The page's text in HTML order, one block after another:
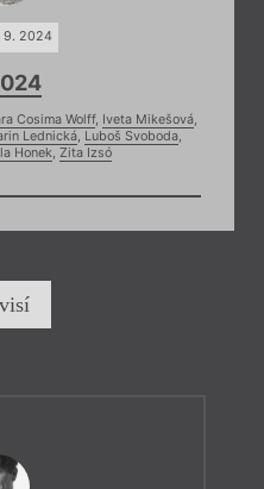
9. 2024
Cosima Wolff, Iveta Mikešová,
Lednická, Luboš Svoboda,
Honek, Zita Izsó